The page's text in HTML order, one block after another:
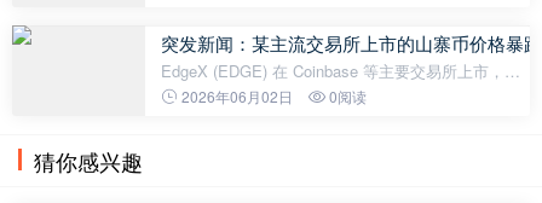
是为超过 1 亿用户开发金融产
突发新闻：某主流交易所上市的山寨币价格暴
EdgeX (EDGE) 在 Coinbase 等主要交易所上市，目
前价格突然下跌。下跌原因尚不清楚。一张显示
2026年06月02日 0阅读
猜你感兴趣